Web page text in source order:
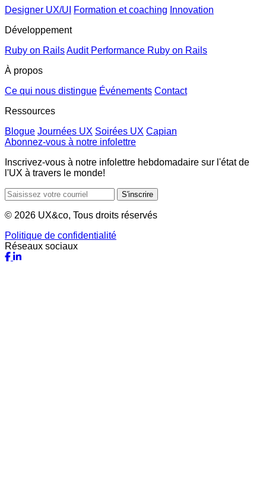
Designer UX/UI
Formation et coaching Innovation
Développement
Ruby on RailsAudit Performance Ruby on Rails
À propos
Ce qui nous distingue Événements Contact
Ressources
Blogue Journées UX Soirées UX Capian
Abonnez-vous à notre infolettre
Inscrivez-vous à notre infolettre hebdomadaire sur l'état de
l'UX à travers le monde!
S'inscrire
© 2026 UX&co, Tous droits réservés
Politique de confidentialité
Réseaux sociaux